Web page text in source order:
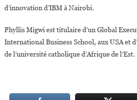
d’innovation d’IBM à Nairobi.
Phyllis Migwi est titulaire d’un Global
International Business School, aux USA et
de l’université catholique d’Afrique de l’Est.